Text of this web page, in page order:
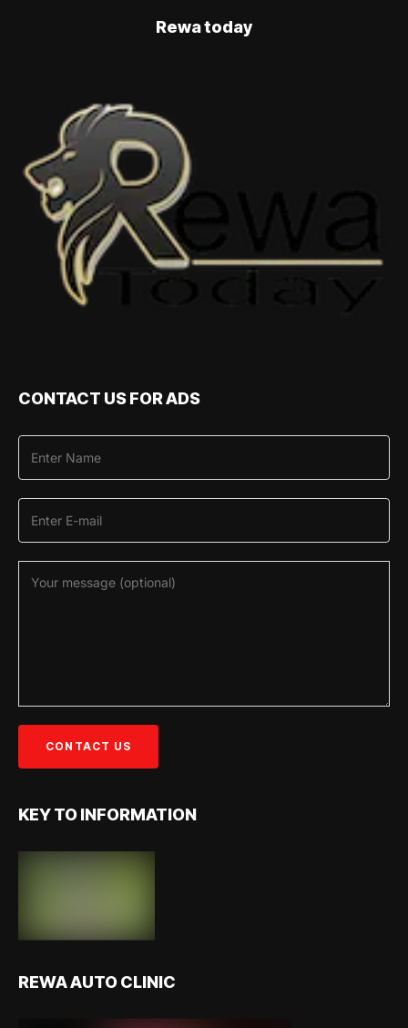
Rewa today
CONTACT US FOR ADS
KEY TO INFORMATION
REWA AUTO CLINIC